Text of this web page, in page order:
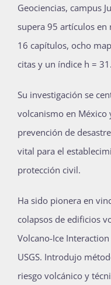
Geociencias, campus
supera 95 artículos en
16 capítulos, ocho
citas y un índice h = 31.
Su investigación se
volcanismo en México
prevención de
vital para el
protección civil.
Ha sido pionera en
colapsos de edificios
Volcano-Ice
USGS. Introdujo
riesgo volcánico y